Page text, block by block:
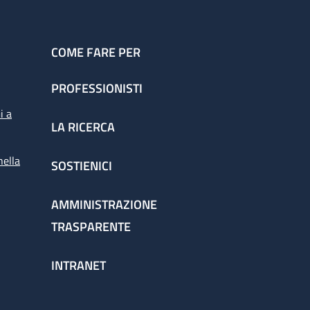
a
COME FARE PER
PROFESSIONISTI
LA RICERCA
SOSTIENICI
AMMINISTRAZIONE
TRASPARENTE
INTRANET